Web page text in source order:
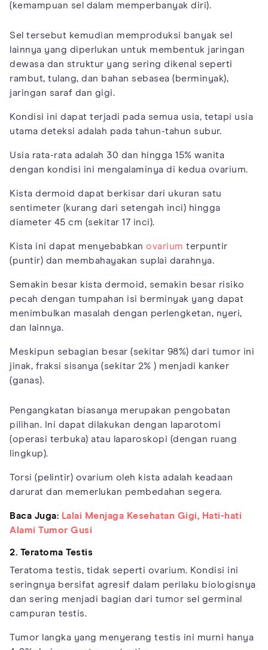
(kemampuan sel dalam memperbanyak diri).
Sel tersebut kemudian memproduksi banyak sel
lainnya yang diperlukan untuk membentuk jaringan
dewasa dan struktur yang sering dikenal seperti
rambut, tulang, dan bahan sebasea (berminyak),
jaringan saraf dan gigi.
Kondisi ini dapat terjadi pada semua usia, tetapi usia
utama deteksi adalah pada tahun-tahun subur.
Usia rata-rata adalah 30 dan hingga 15% wanita
dengan kondisi ini mengalaminya di kedua ovarium.
Kista dermoid dapat berkisar dari ukuran satu
sentimeter (kurang dari setengah inci) hingga
diameter 45 cm (sekitar 17 inci).
Kista ini dapat menyebabkan ovarium terpuntir
(puntir) dan membahayakan suplai darahnya.
Semakin besar kista dermoid, semakin besar risiko
pecah dengan tumpahan isi berminyak yang dapat
menimbulkan masalah dengan perlengketan, nyeri,
dan lainnya.
Meskipun sebagian besar (sekitar 98%) dari tumor ini
jinak, fraksi sisanya (sekitar 2% ) menjadi kanker
(ganas).
Pengangkatan biasanya merupakan pengobatan
pilihan. Ini dapat dilakukan dengan laparotomi
(operasi terbuka) atau laparoskopi (dengan ruang
lingkup).
Torsi (pelintir) ovarium oleh kista adalah keadaan
darurat dan memerlukan pembedahan segera.
Baca Juga: Lalai Menjaga Kesehatan Gigi, Hati-hati
Alami Tumor Gusi
2. Teratoma Testis
Teratoma testis, tidak seperti ovarium. Kondisi ini
seringnya bersifat agresif dalam perilaku biologisnya
dan sering menjadi bagian dari tumor sel germinal
campuran testis.
Tumor langka yang menyerang testis ini murni hanya